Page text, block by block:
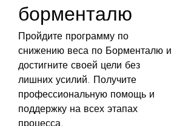
борменталю
Пройдите программу по
снижению веса по Борменталю и
достигните своей цели без
лишних усилий. Получите
профессиональную помощь и
поддержку на всех этапах
процесса.